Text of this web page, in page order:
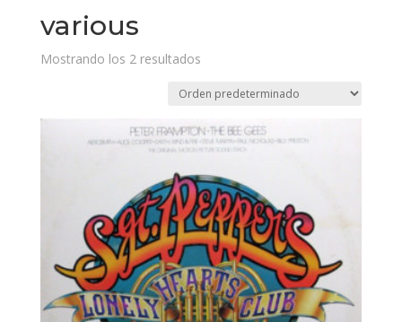
various
Mostrando los 2 resultados